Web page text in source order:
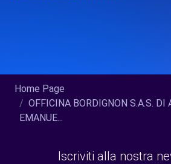
Home Page
OFFICINA BORDIGNON S.A.S. DI
EMANUE...
Iscriviti alla nostra